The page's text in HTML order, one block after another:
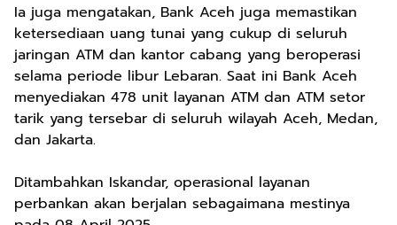
Ia juga mengatakan, Bank Aceh juga memastikan
ketersediaan uang tunai yang cukup di seluruh
jaringan ATM dan kantor cabang yang beroperasi
selama periode libur Lebaran. Saat ini Bank Aceh
menyediakan 478 unit layanan ATM dan ATM setor
tarik yang tersebar di seluruh wilayah Aceh, Medan,
dan Jakarta.
Ditambahkan Iskandar, operasional layanan
perbankan akan berjalan sebagaimana mestinya